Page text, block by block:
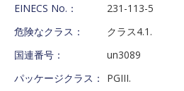
EINECS No.：
231-113-5
危険なクラス：
クラス4.1.
国連番号：
un3089
パッケージクラス：
PGIII.